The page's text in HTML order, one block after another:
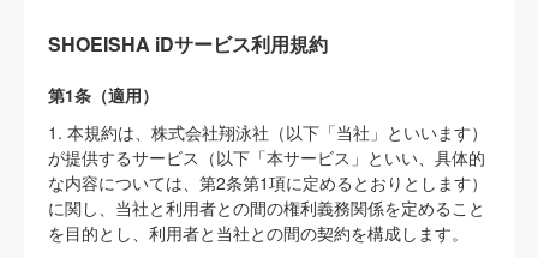
SHOEISHA iDサービス利用規約
第1条（適用）
1. 本規約は、株式会社翔泳社（以下「当社」といいます）
が提供するサービス（以下「本サービス」といい、具体的
な内容については、第2条第1項に定めるとおりとします）
に関し、当社と利用者との間の権利義務関係を定めること
を目的とし、利用者と当社との間の契約を構成します。